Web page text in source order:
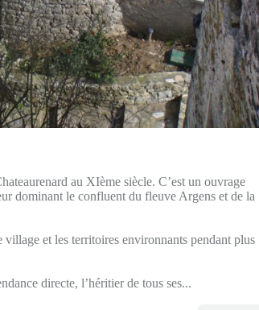
au XIème siècle. C’est un ouvrage
dominant le confluent du fleuve Argens et de la
et les territoires environnants pendant plus
directe, l’héritier de tous ses...